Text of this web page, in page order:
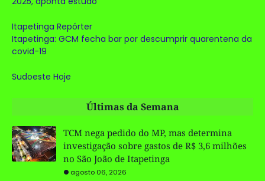
Itapetinga Repórter
Itapetinga: GCM fecha bar por descumprir quarentena da
covid-19
Sudoeste Hoje
Últimas da Semana
TCM nega pedido do MP, mas determina
investigação sobre gastos de R$ 3,6 milhões
no São João de Itapetinga
agosto 06, 2026